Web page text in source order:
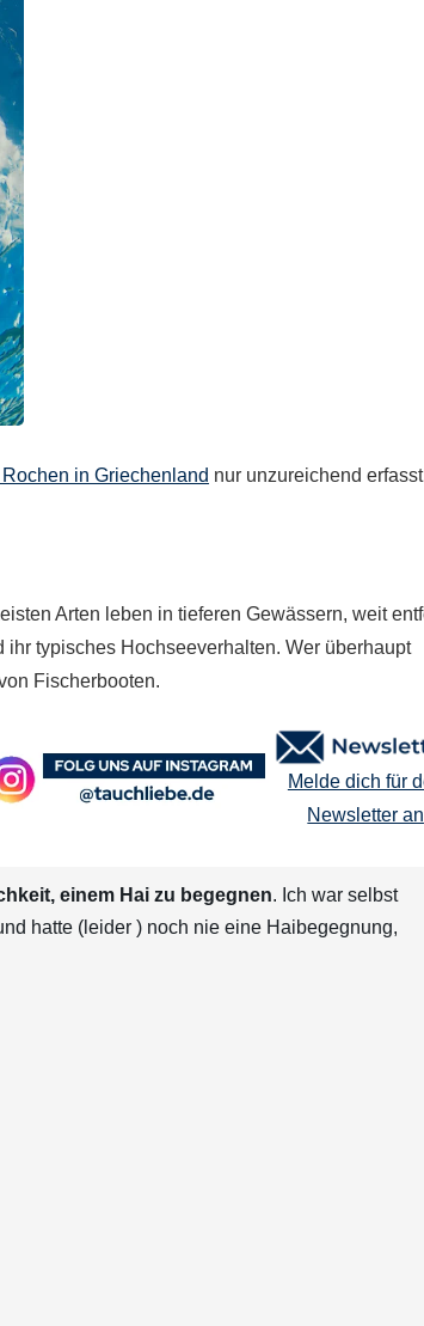
in Griechenland nur unzureichend erfasst
Arten leben in tieferen Gewässern, weit
typisches Hochseeverhalten. Wer überhaupt
Fischerbooten.
Melde dich für
Newsletter an
einem Hai zu begegnen. Ich war selbst
hatte (leider ) noch nie eine Haibegegnung,